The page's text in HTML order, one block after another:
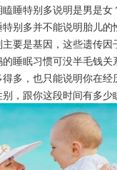
睡特别多说明是男是女
多并不能说明胎儿的
是基因，这些遗传因
睡眠习惯可没半毛钱关
多，也只能说明你在经
，跟你这段时间有多少